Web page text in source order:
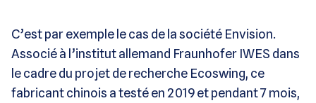
C’est par exemple le cas de la société Envision.
Associé à l’institut allemand Fraunhofer IWES dans
le cadre du projet de recherche Ecoswing, ce
fabricant chinois a testé en 2019 et pendant 7 mois,